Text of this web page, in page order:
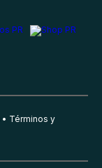
Términos y